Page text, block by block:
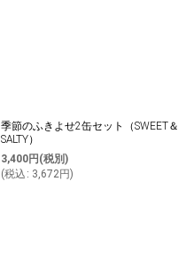
季節のふきよせ2缶セット（SWEET＆
SALTY）
3,400円 (税別)
(税込 : 3,672円)